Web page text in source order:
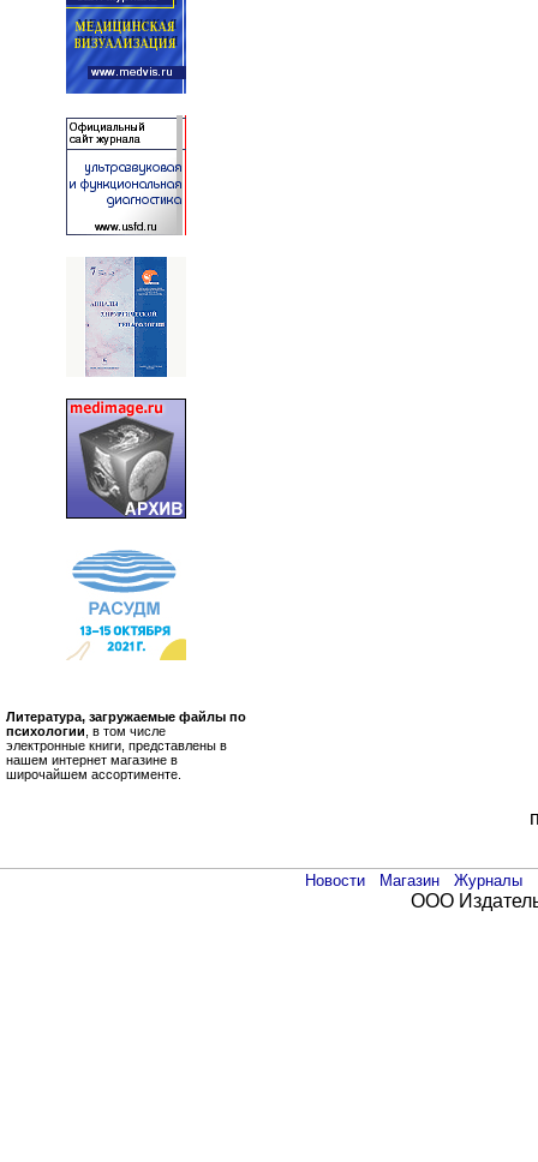
Литература, загружаемые файлы по
психологии , в том числе
электронные книги, представлены в
нашем интернет магазине в
широчайшем ассортименте.
Новости Магазин Журналы
ООО